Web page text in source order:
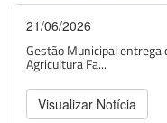
21/06/2026
Gestão Municipal
Agricultura Fa...
Visualizar Notícia